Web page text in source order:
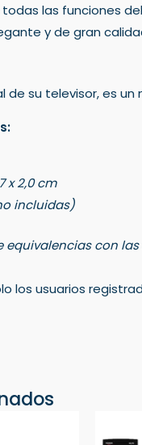
las funciones
y de gran
de su televisor, es
x 2,0 cm
incluidas)
equivalencias con
los usuarios